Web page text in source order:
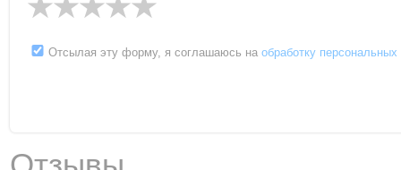
Отсылая эту форму, я соглашаюсь на обработку